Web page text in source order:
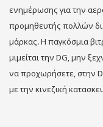
ενημέρωσης για την
προμηθευτής πολλών
μάρκας. Η παγκόσμια
μιμείται την DG, μην
να προχωρήσετε, στην
με την κινεζική